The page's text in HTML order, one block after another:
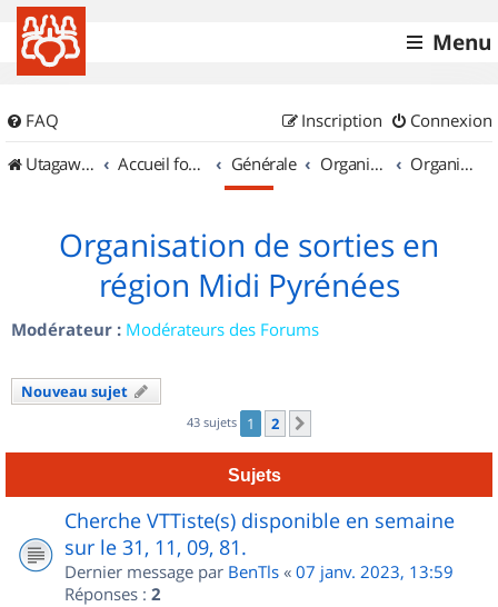
Menu
FAQ Connexion
Inscription
UtagawaVTT (Randos VTT et VTTAE avec traces GPS)
Accueil forum Générale Organisation de sorties & Recherche de partenaires Organisation de sorties en région Midi Pyrénées
Organisation de sorties en
région Midi Pyrénées
Modérateur : Modérateurs des Forums
Nouveau sujet
43 sujets 1 2
Sujets
Cherche VTTiste(s) disponible en semaine
sur le 31, 11, 09, 81.
Dernier message par BenTls « 07 janv. 2023, 13:59
Réponses : 2